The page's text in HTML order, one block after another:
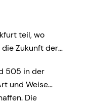
teil, wo
die Zukunft der
505 in der
und Weise
Die